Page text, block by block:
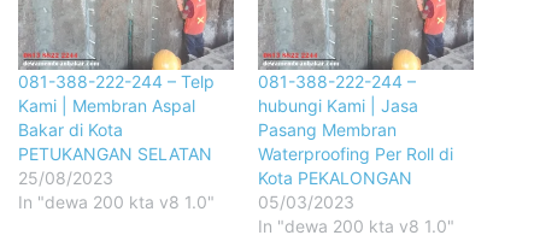
081-388-222-244 – Telp
Kami | Membran Aspal
Bakar di Kota
PETUKANGAN SELATAN
25/08/2023
In "dewa 200 kta v8 1.0"
081-388-222-244 –
hubungi Kami | Jasa
Pasang Membran
Waterproofing Per Roll di
Kota PEKALONGAN
05/03/2023
In "dewa 200 kta v8 1.0"